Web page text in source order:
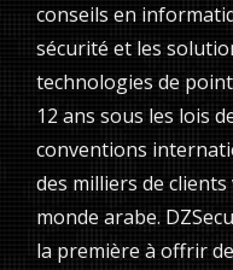
conseils en
sécurité et les
technologies de
12 ans sous les lois
conventions
des milliers de
monde arabe.
la première à offrir